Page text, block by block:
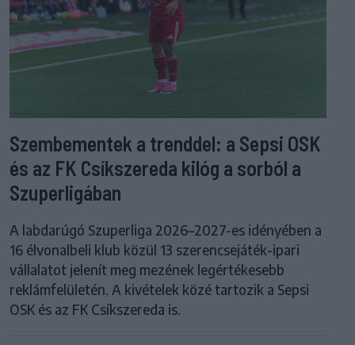
Szembementek a trenddel: a Sepsi OSK
és az FK Csíkszereda kilóg a sorból a
Szuperligában
A labdarúgó Szuperliga 2026–2027-es idényében a
16 élvonalbeli klub közül 13 szerencsejáték-ipari
vállalatot jelenít meg mezének legértékesebb
reklámfelületén. A kivételek közé tartozik a Sepsi
OSK és az FK Csíkszereda is.